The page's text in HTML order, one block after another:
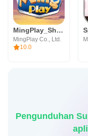
MingPlay_ShanKoeMee, BooGyi
MingPlay Co., Ltd.
10.0
Pengunduhan